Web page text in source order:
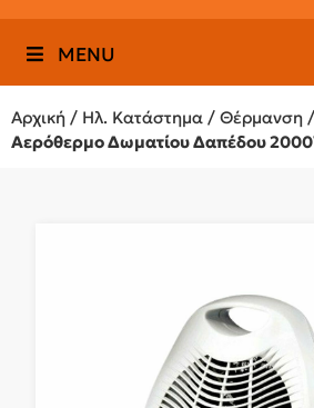
MENU
Αρχική / Ηλ. Κατάστημα / Θέρμανση /
Αερόθερμο Δωματίου Δαπέδου